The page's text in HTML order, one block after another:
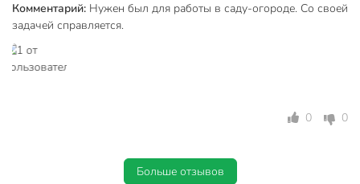
Комментарий: Нужен был для работы в саду-огороде. Со своей
задачей справляется.
0 0
Больше отзывов